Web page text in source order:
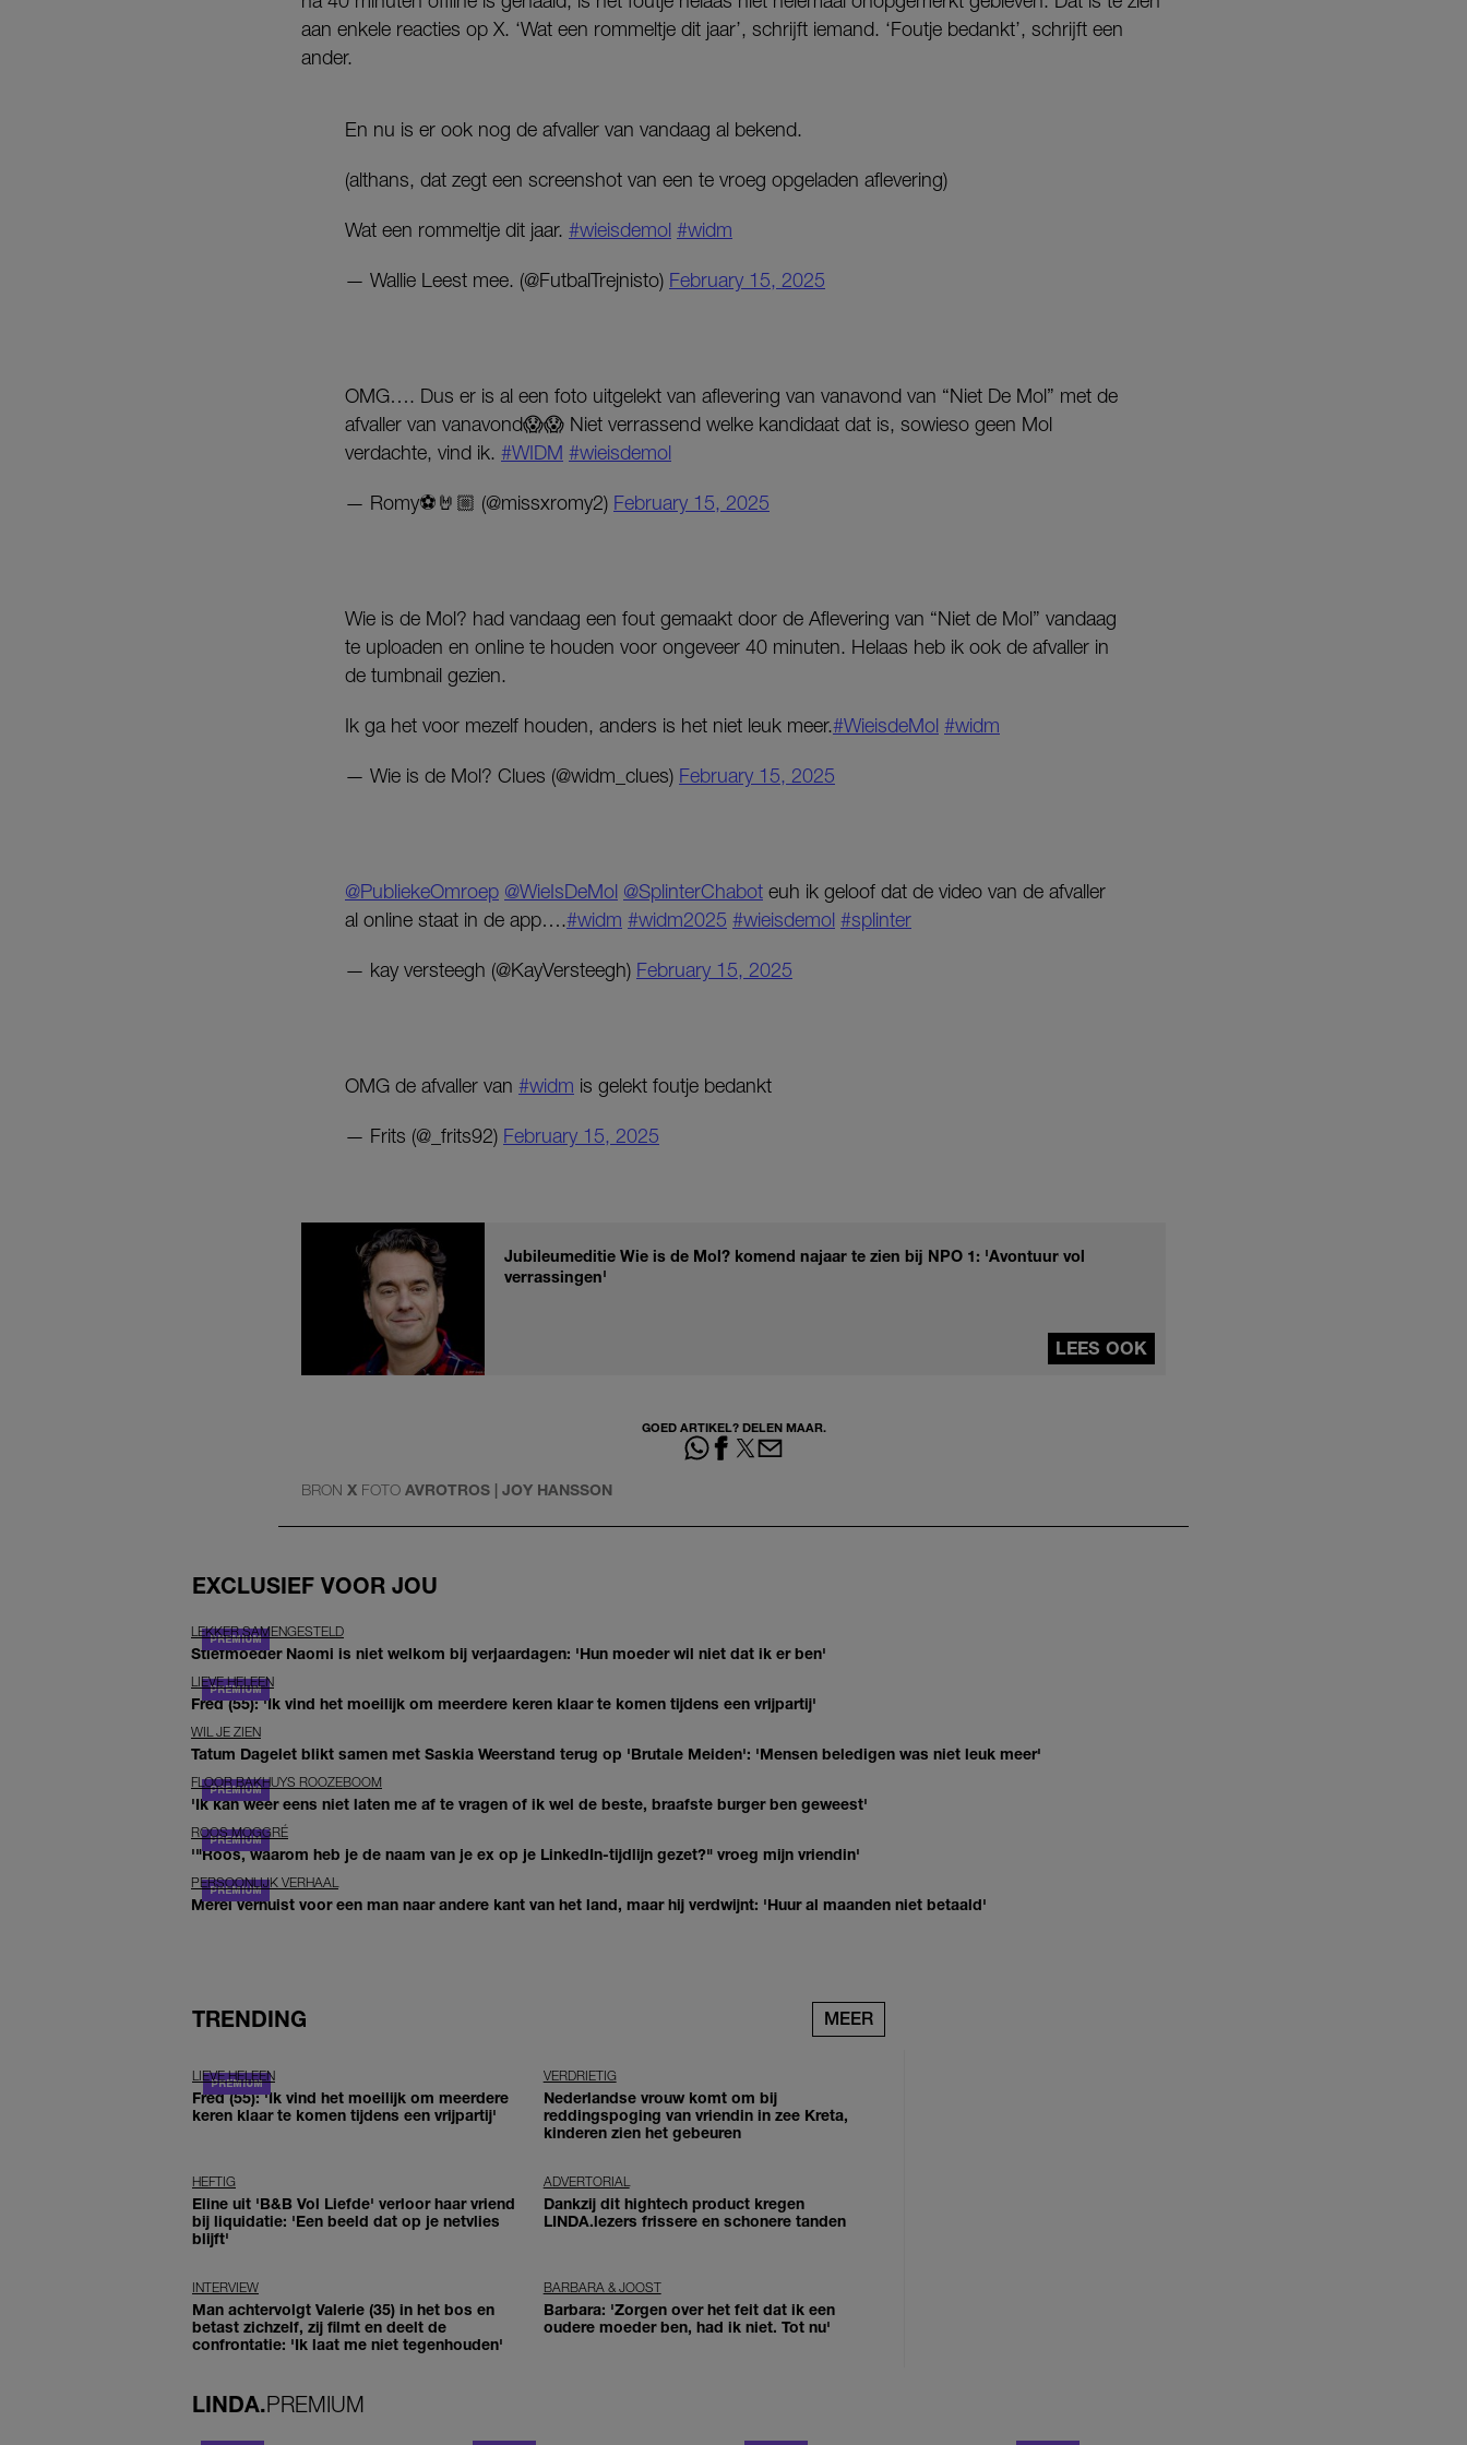
aan enkele reacties op X. ‘Wat een rommeltje dit jaar’, schrijft iemand. ‘Foutje bedankt’, schrijft een
ander.
En nu is er ook nog de afvaller van vandaag al bekend.
(althans, dat zegt een screenshot van een te vroeg opgeladen aflevering)
Wat een rommeltje dit jaar. #wieisdemol #widm
— Wallie Leest mee. (@FutbalTrejnisto) February 15, 2025
OMG…. Dus er is al een foto uitgelekt van aflevering van vanavond van “Niet De Mol” met de
afvaller van vanavond😱😱 Niet verrassend welke kandidaat dat is, sowieso geen Mol
verdachte, vind ik. #WIDM #wieisdemol
— Romy⚽️🤘🏼 (@missxromy2) February 15, 2025
Wie is de Mol? had vandaag een fout gemaakt door de Aflevering van “Niet de Mol” vandaag
te uploaden en online te houden voor ongeveer 40 minuten. Helaas heb ik ook de afvaller in
de tumbnail gezien.
Ik ga het voor mezelf houden, anders is het niet leuk meer.#WieisdeMol #widm
— Wie is de Mol? Clues (@widm_clues) February 15, 2025
@PubliekeOmroep @WieIsDeMol @SplinterChabot euh ik geloof dat de video van de afvaller
al online staat in de app….#widm #widm2025 #wieisdemol #splinter
— kay versteegh (@KayVersteegh) February 15, 2025
OMG de afvaller van #widm is gelekt foutje bedankt
— Frits (@_frits92) February 15, 2025
Jubileumeditie Wie is de Mol? komend najaar te zien bij NPO 1: 'Avontuur vol
verrassingen'
LEES OOK
GOED ARTIKEL? DELEN MAAR.
BRON X FOTO AVROTROS | JOY HANSSON
EXCLUSIEF VOOR JOU
LEKKER SAMENGESTELD
Stiefmoeder Naomi is niet welkom bij verjaardagen: 'Hun moeder wil niet dat ik er ben'
LIEVE HELEEN
Fred (55): 'Ik vind het moeilijk om meerdere keren klaar te komen tijdens een vrijpartij'
WIL JE ZIEN
Tatum Dagelet blikt samen met Saskia Weerstand terug op 'Brutale Meiden': 'Mensen beledigen was niet leuk meer'
FLOOR BAKHUYS ROOZEBOOM
'Ik kan weer eens niet laten me af te vragen of ik wel de beste, braafste burger ben geweest'
ROOS MOGGRÉ
'"Roos, waarom heb je de naam van je ex op je LinkedIn-tijdlijn gezet?" vroeg mijn vriendin'
PERSOONLIJK VERHAAL
Merel verhuist voor een man naar andere kant van het land, maar hij verdwijnt: 'Huur al maanden niet betaald'
TRENDING MEER
LIEVE HELEEN
Fred (55): 'Ik vind het moeilijk om meerdere
keren klaar te komen tijdens een vrijpartij'
VERDRIETIG
Nederlandse vrouw komt om bij
reddingspoging van vriendin in zee Kreta,
kinderen zien het gebeuren
HEFTIG
Eline uit 'B&B Vol Liefde' verloor haar vriend
bij liquidatie: 'Een beeld dat op je netvlies
blijft'
ADVERTORIAL
Dankzij dit hightech product kregen
LINDA.lezers frissere en schonere tanden
INTERVIEW
Man achtervolgt Valerie (35) in het bos en
betast zichzelf, zij filmt en deelt de
confrontatie: 'Ik laat me niet tegenhouden'
BARBARA & JOOST
Barbara: 'Zorgen over het feit dat ik een
oudere moeder ben, had ik niet. Tot nu'
LINDA.PREMIUM